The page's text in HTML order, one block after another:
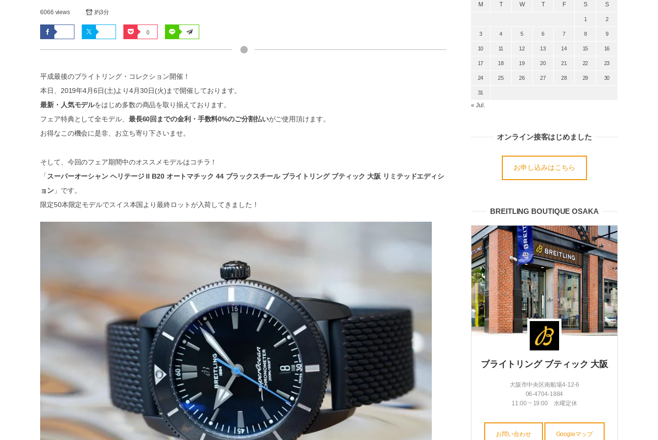
6066 views 約3分
0
平成最後のブライトリング・コレクション開催！
本日、2019年4月6日(土)より4月30日(火)まで開催しております。
最新・人気モデルをはじめ多数の商品を取り揃えております。
フェア特典として全モデル、 最長60回までの金利・手数料0%のご分割払いがご使用頂けます。
お得なこの機会に是非、お立ち寄り下さいませ。
そして、今回のフェア期間中のオススメモデルはコチラ！
「 スーパーオーシャン ヘリテージ II B20 オートマチック 44 ブラックスチール ブライトリング ブティック 大阪 リミテッドエディシ
ョン」です。
限定50本限定モデルでスイス本国より最終ロットが入荷してきました！
M T W T F S S
1 2
3 4 5 6 7 8 9
10 11 12 13 14 15 16
17 18 19 20 21 22 23
24 25 26 27 28 29 30
31
« Jul.
オンライン接客はじめました
お申し込みはこちら
BREITLING BOUTIQUE OSAKA
ブライトリング ブティック 大阪
大阪市中央区南船場4-12-6
06-4704-1884
11:00 ~ 19:00 水曜定休
お問い合わせ Googleマップ